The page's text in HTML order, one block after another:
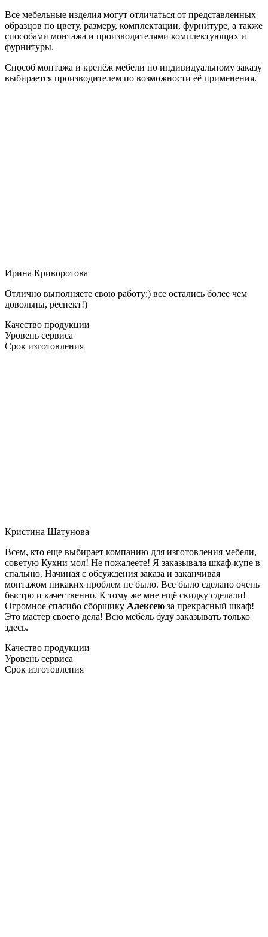
Все мебельные изделия могут отличаться от представленных
образцов по цвету, размеру, комплектации, фурнитуре, а также
способами монтажа и производителями комплектующих и
фурнитуры.
Способ монтажа и крепёж мебели по индивидуальному заказу
выбирается производителем по возможности её применения.
Ирина Криворотова
Отлично выполняете свою работу:) все остались более чем
довольны, респект!)
Качество продукции
Уровень сервиса
Срок изготовления
Кристина Шатунова
Всем, кто еще выбирает компанию для изготовления мебели,
советую Кухни мол! Не пожалеете! Я заказывала шкаф-купе в
спальню. Начиная с обсуждения заказа и заканчивая
монтажом никаких проблем не было. Все было сделано очень
быстро и качественно. К тому же мне ещё скидку сделали!
Огромное спасибо сборщику Алексею за прекрасный шкаф!
Это мастер своего дела! Всю мебель буду заказывать только
здесь.
Качество продукции
Уровень сервиса
Срок изготовления